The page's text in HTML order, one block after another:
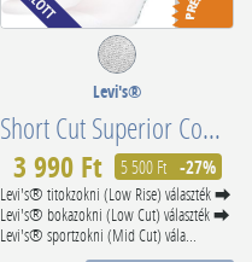
Levi's®
Short Cut Superior Combed Cotton 701210567010
3 990 Ft 5 500 Ft -27%
Levi's® titokzokni (Low Rise) választék ⮕
Levi's® bokazokni (Low Cut) választék ⮕
Levi's® sportzokni (Mid Cut) vála...